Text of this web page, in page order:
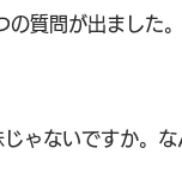
質問が出ました
ゃないですか。